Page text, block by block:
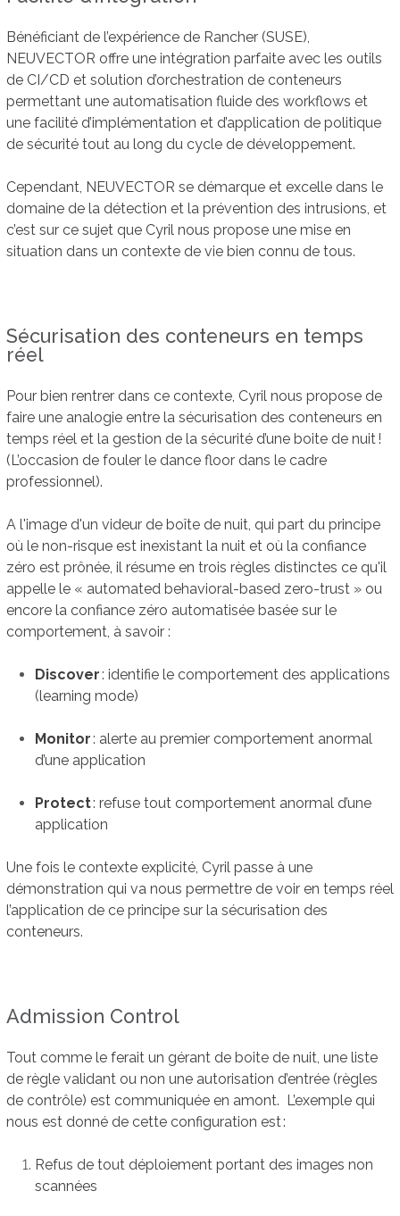
Bénéficiant de l’expérience de Rancher (SUSE),
NEUVECTOR offre une intégration parfaite avec les outils
de CI/CD et solution d’orchestration de conteneurs
permettant une automatisation fluide des workflows et
une facilité d’implémentation et d’application de politique
de sécurité tout au long du cycle de développement.
Cependant, NEUVECTOR se démarque et excelle dans le
domaine de la détection et la prévention des intrusions, et
c’est sur ce sujet que Cyril nous propose une mise en
situation dans un contexte de vie bien connu de tous.
Sécurisation des conteneurs en temps
réel
Pour bien rentrer dans ce contexte, Cyril nous propose de
faire une analogie entre la sécurisation des conteneurs en
temps réel et la gestion de la sécurité d’une boite de nuit !
(L’occasion de fouler le dance floor dans le cadre
professionnel).
A l'image d'un videur de boîte de nuit, qui part du principe
où le non-risque est inexistant la nuit et où la confiance
zéro est prônée, il résume en trois règles distinctes ce qu'il
appelle le « automated behavioral-based zero-trust » ou
encore la confiance zéro automatisée basée sur le
comportement, à savoir :
Discover: identifie le comportement des applications
(learning mode)
Monitor: alerte au premier comportement anormal
d’une application
Protect: refuse tout comportement anormal d’une
application
Une fois le contexte explicité, Cyril passe à une
démonstration qui va nous permettre de voir en temps réel
l’application de ce principe sur la sécurisation des
conteneurs.
Admission Control
Tout comme le ferait un gérant de boite de nuit, une liste
de règle validant ou non une autorisation d’entrée (règles
de contrôle) est communiquée en amont. L’exemple qui
nous est donné de cette configuration est :
Refus de tout déploiement portant des images non
scannées